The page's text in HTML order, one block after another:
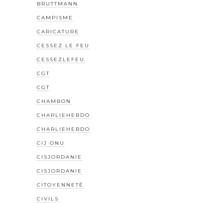
BRUTTMANN
CAMPISME
CARICATURE
CESSEZ LE FEU
CESSEZLEFEU
CGT
CGT
CHAMBON
CHARLIEHEBDO
CHARLIEHEBDO
CIJ ONU
CISJORDANIE
CISJORDANIE
CITOYENNETÉ
CIVILS